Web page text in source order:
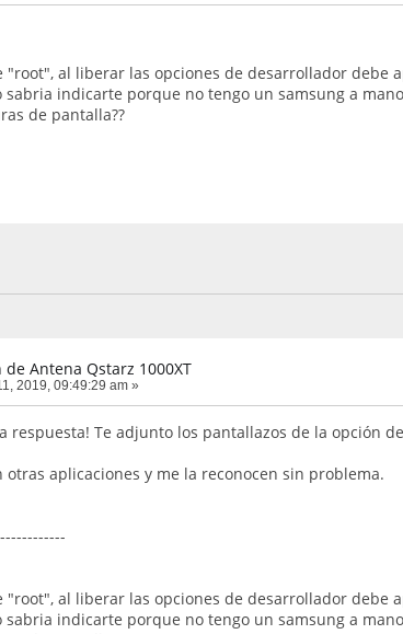
"root", al liberar las opciones de desarrollador debe
indicarte porque no tengo un samsung a
de pantalla??
Antena Qstarz 1000XT
2019, 09:49:29 am »
respuesta! Te adjunto los pantallazos de la opción
otras aplicaciones y me la reconocen sin problema.
"root", al liberar las opciones de desarrollador debe
indicarte porque no tengo un samsung a